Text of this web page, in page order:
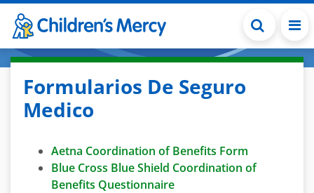
Skip to main content
Formularios De Seguro
Medico
Aetna Coordination of Benefits Form
Blue Cross Blue Shield Coordination of
Benefits Questionnaire